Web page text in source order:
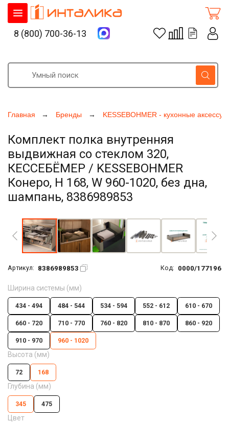
Главная Бренды KESSEBOHMER - кухонные
Комплект полка внутренняя
выдвижная со стеклом 320,
КЕССЕБЁМЕР / KESSEBOHMER
Конеро, H 168, W 960-1020, без дна,
шампань, 8386989853
Артикул: 8386989853 Код: 0000/177196
Ширина системы (мм)
434 - 494 484 - 544 534 - 594 552 - 612 610 - 670
660 - 720 710 - 770 760 - 820 810 - 870 860 - 920
910 - 970 960 - 1020
Высота (мм)
72 168
Глубина (мм)
345 475
Цвет
8 (800) 700-36-13